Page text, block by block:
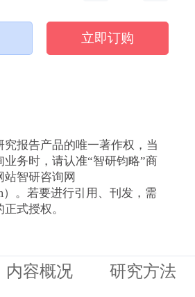
立即订购
究报告产品的唯一著作权，当
务时，请认准“智研钧略”商
站智研咨询网
）。若要进行引用、刊发，需
式授权。
内容概况 研究方法